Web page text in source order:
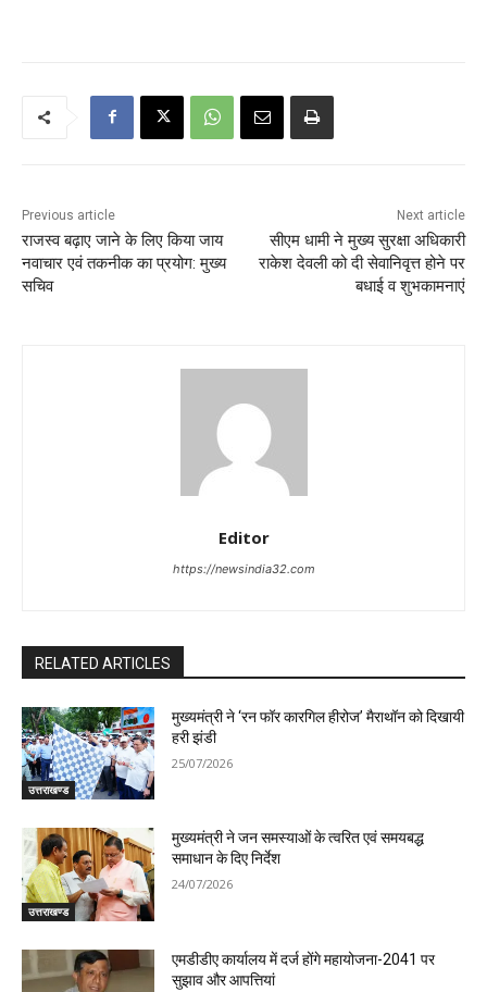
Previous article
राजस्व बढ़ाए जाने के लिए किया जाय
नवाचार एवं तकनीक का प्रयोग: मुख्य
सचिव
Next article
सीएम धामी ने मुख्य सुरक्षा अधिकारी
राकेश देवली को दी सेवानिवृत्त होने पर
बधाई व शुभकामनाएं
Editor
https://newsindia32.com
RELATED ARTICLES
उत्तराखण्ड
मुख्यमंत्री ने ‘रन फॉर कारगिल हीरोज’ मैराथॉन को दिखायी
हरी झंडी
25/07/2026
उत्तराखण्ड
मुख्यमंत्री ने जन समस्याओं के त्वरित एवं समयबद्ध
समाधान के दिए निर्देश
24/07/2026
एमडीडीए कार्यालय में दर्ज होंगे महायोजना-2041 पर
सुझाव और आपत्तियां